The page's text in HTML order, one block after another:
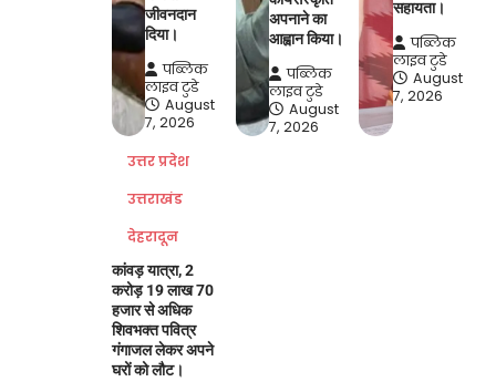
जीवनदान
दिया।
पब्लिक
लाइव टुडे
August
7, 2026
अपनाने का
आह्वान किया।
पब्लिक
लाइव टुडे
August
7, 2026
सहायता।
पब्लिक
लाइव टुडे
August
7, 2026
उत्तर प्रदेश
उत्तराखंड
देहरादून
कांवड़ यात्रा, 2
करोड़ 19 लाख 70
हजार से अधिक
शिवभक्त पवित्र
गंगाजल लेकर अपने
घरों को लौट।